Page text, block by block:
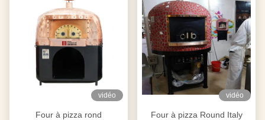
vidéo
Four à pizza rond
vidéo
Four à pizza Round Italy